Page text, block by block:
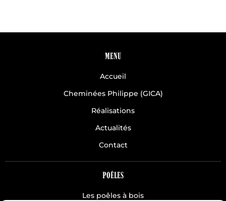
MENU
Accueil
Cheminées Philippe (GICA)
Réalisations
Actualités
Contact
POÊLES
Les poêles à bois